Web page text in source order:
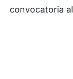
convocatoria